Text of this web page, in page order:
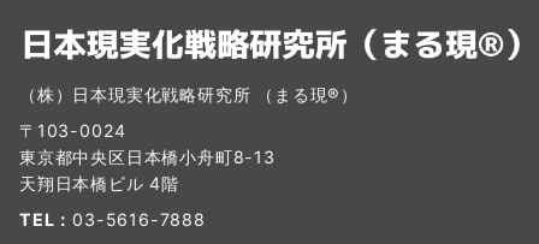
（株）日本現実化戦略研究所 （まる現®）
〒103-0024
東京都中央区日本橋小舟町8-13
天翔日本橋ビル 4階
TEL： 03-5616-7888